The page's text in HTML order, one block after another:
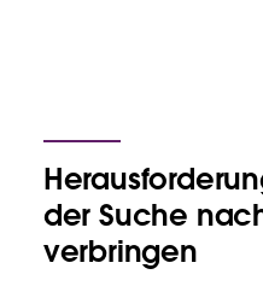
der Suche
verbringen